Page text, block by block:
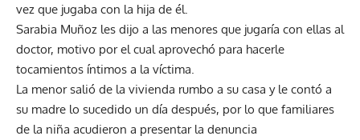
vez que jugaba con la hija de él.
Sarabia Muñoz les dijo a las menores que jugaría con ellas al
doctor, motivo por el cual aprovechó para hacerle
tocamientos íntimos a la víctima.
La menor salió de la vivienda rumbo a su casa y le contó a
su madre lo sucedido un día después, por lo que familiares
de la niña acudieron a presentar la denuncia